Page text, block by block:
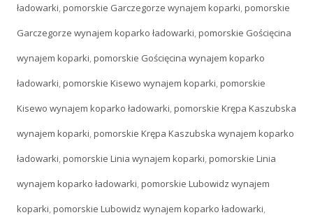
ładowarki,pomorskie Garczegorze wynajem koparki,pomorskie
Garczegorze wynajem koparko ładowarki,pomorskie Gościęcina
wynajem koparki,pomorskie Gościęcina wynajem koparko
ładowarki,pomorskie Kisewo wynajem koparki,pomorskie
Kisewo wynajem koparko ładowarki,pomorskie Krępa Kaszubska
wynajem koparki,pomorskie Krępa Kaszubska wynajem koparko
ładowarki,pomorskie Linia wynajem koparki,pomorskie Linia
wynajem koparko ładowarki,pomorskie Lubowidz wynajem
koparki,pomorskie Lubowidz wynajem koparko ładowarki,